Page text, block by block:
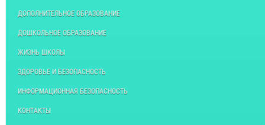
ДОПОЛНИТЕЛЬНОЕ ОБРАЗОВАНИЕ
ДОШКОЛЬНОЕ ОБРАЗОВАНИЕ
ЖИЗНЬ ШКОЛЫ
ЗДОРОВЬЕ И БЕЗОПАСНОСТЬ
ИНФОРМАЦИОННАЯ БЕЗОПАСНОСТЬ
КОНТАКТЫ